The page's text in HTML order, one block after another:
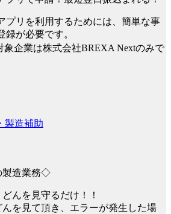
プリを利用するためには、簡単な事
録が必要です。
象企業は株式会社BREXA Nextのみで
製造補助
製造業務◇
んを見守るだけ！！
を見て頂き、エラーが発生した場